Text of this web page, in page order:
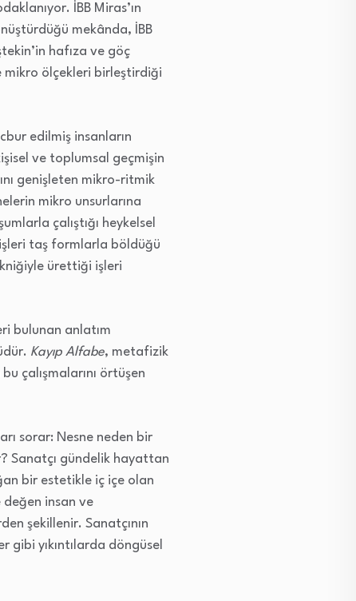
İBB Miras’ın
mekânda, İBB
hafıza ve göç
mikro ölçekleri birleştirdiği
edilmiş insanların
ve toplumsal geçmişin
genişleten mikro-ritmik
mikro unsurlarına
çalıştığı heykelsel
işleri taş formlarla böldüğü
ürettiği işleri
bulunan anlatım
Kayıp Alfabe, metafizik
çalışmalarını örtüşen
sorar: Nesne neden bir
Sanatçı gündelik hayattan
bir estetikle iç içe olan
değen insan ve
şekillenir. Sanatçının
yıkıntılarda döngüsel